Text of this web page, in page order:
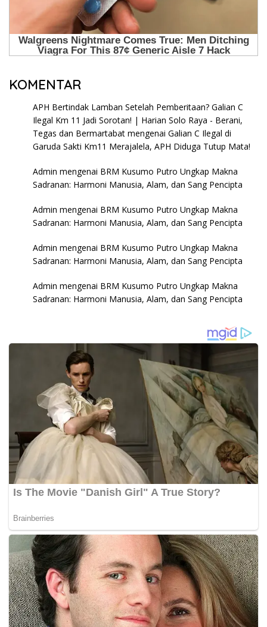
KOMENTAR
APH Bertindak Lamban Setelah Pemberitaan? Galian C
Ilegal Km 11 Jadi Sorotan! | Harian Solo Raya - Berani,
Tegas dan Bermartabat mengenai Galian C Ilegal di
Garuda Sakti Km11 Merajalela, APH Diduga Tutup Mata!
Admin mengenai BRM Kusumo Putro Ungkap Makna
Sadranan: Harmoni Manusia, Alam, dan Sang Pencipta
Admin mengenai BRM Kusumo Putro Ungkap Makna
Sadranan: Harmoni Manusia, Alam, dan Sang Pencipta
Admin mengenai BRM Kusumo Putro Ungkap Makna
Sadranan: Harmoni Manusia, Alam, dan Sang Pencipta
Admin mengenai BRM Kusumo Putro Ungkap Makna
Sadranan: Harmoni Manusia, Alam, dan Sang Pencipta